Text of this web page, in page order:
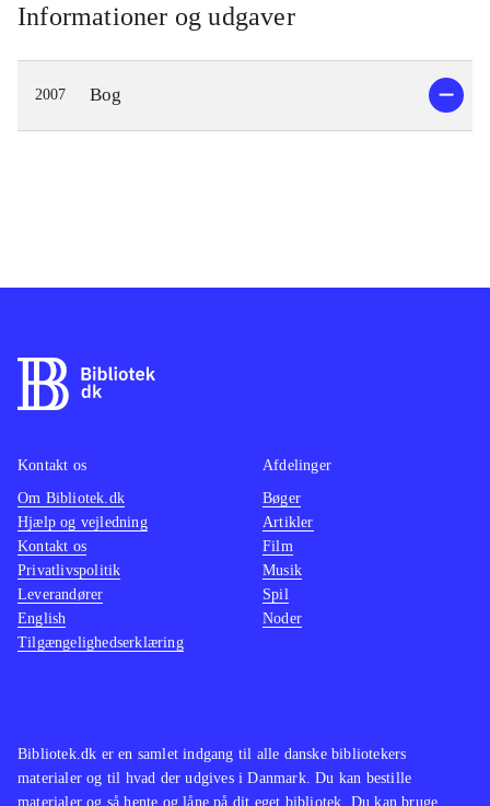
Informationer og udgaver
2007 Bog
Bibliotek.dk er en samlet indgang til alle danske bibliotekers
materialer og til hvad der udgives i Danmark. Du kan bestille
materialer og så hente og låne på dit eget bibliotek. Du kan bruge
Kontakt os
Om Bibliotek.dk
Hjælp og vejledning
Kontakt os
Privatlivspolitik
Leverandører
English
Tilgængelighedserklæring
Afdelinger
Bøger
Artikler
Film
Musik
Spil
Noder